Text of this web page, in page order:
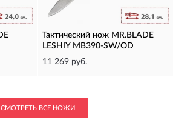
Тактический нож MR.BLADE
LESHIY MB390-SW/OD
11 269 руб.
СМОТРЕТЬ ВСЕ НОЖИ